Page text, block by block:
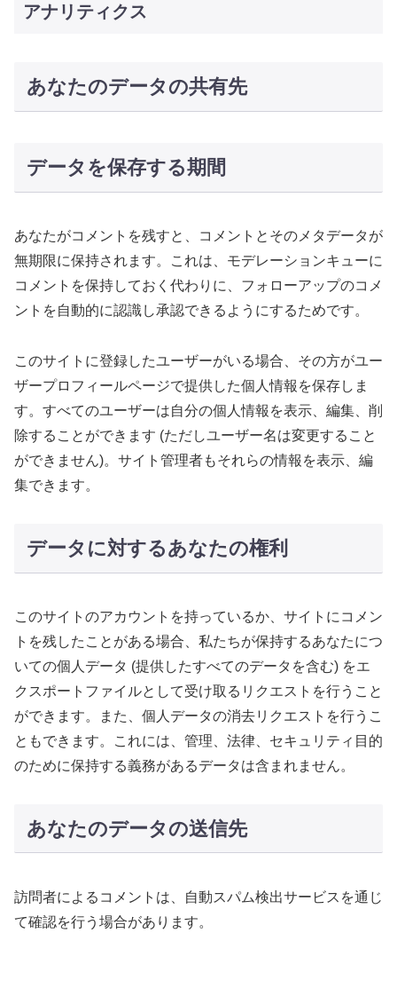
アナリティクス
あなたのデータの共有先
データを保存する期間
あなたがコメントを残すと、コメントとそのメタデータが
無期限に保持されます。これは、モデレーションキューに
コメントを保持しておく代わりに、フォローアップのコメ
ントを自動的に認識し承認できるようにするためです。
このサイトに登録したユーザーがいる場合、その方がユー
ザープロフィールページで提供した個人情報を保存しま
す。すべてのユーザーは自分の個人情報を表示、編集、削
除することができます (ただしユーザー名は変更すること
ができません)。サイト管理者もそれらの情報を表示、編
集できます。
データに対するあなたの権利
このサイトのアカウントを持っているか、サイトにコメン
トを残したことがある場合、私たちが保持するあなたにつ
いての個人データ (提供したすべてのデータを含む) をエ
クスポートファイルとして受け取るリクエストを行うこと
ができます。また、個人データの消去リクエストを行うこ
ともできます。これには、管理、法律、セキュリティ目的
のために保持する義務があるデータは含まれません。
あなたのデータの送信先
訪問者によるコメントは、自動スパム検出サービスを通じ
て確認を行う場合があります。